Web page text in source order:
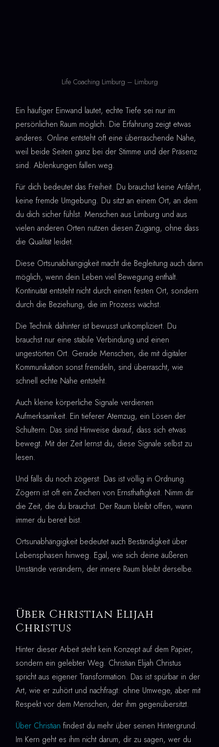
Life Coaching Limburg – Limburg
Ein häufiger Einwand lautet, echte Tiefe sei nur im
persönlichen Raum möglich. Die Erfahrung zeigt etwas
anderes. Online entsteht oft eine überraschende Nähe,
weil beide Seiten ganz bei der Stimme und der Präsenz
sind. Ablenkungen fallen weg.
Für dich bedeutet das Freiheit. Du brauchst keine Anfahrt,
keine fremde Umgebung. Du sitzt an einem Ort, an dem
du dich sicher fühlst. Menschen aus Limburg und aus
vielen anderen Orten nutzen diesen Zugang, ohne dass
die Qualität leidet.
Diese Ortsunabhängigkeit macht die Begleitung auch dann
möglich, wenn dein Leben viel Bewegung enthält.
Kontinuität entsteht nicht durch einen festen Ort, sondern
durch die Beziehung, die im Prozess wächst.
Die Technik dahinter ist bewusst unkompliziert. Du
brauchst nur eine stabile Verbindung und einen
ungestörten Ort. Gerade Menschen, die mit digitaler
Kommunikation sonst fremdeln, sind überrascht, wie
schnell echte Nähe entsteht.
Auch kleine körperliche Signale verdienen
Aufmerksamkeit. Ein tieferer Atemzug, ein Lösen der
Schultern: Das sind Hinweise darauf, dass sich etwas
bewegt. Mit der Zeit lernst du, diese Signale selbst zu
lesen.
Und falls du noch zögerst: Das ist völlig in Ordnung.
Zögern ist oft ein Zeichen von Ernsthaftigkeit. Nimm dir
die Zeit, die du brauchst. Der Raum bleibt offen, wann
immer du bereit bist.
Ortsunabhängigkeit bedeutet auch Beständigkeit über
Lebensphasen hinweg. Egal, wie sich deine äußeren
Umstände verändern, der innere Raum bleibt derselbe.
Über Christian Elijah
Christus
Hinter dieser Arbeit steht kein Konzept auf dem Papier,
sondern ein gelebter Weg. Christian Elijah Christus
spricht aus eigener Transformation. Das ist spürbar in der
Art, wie er zuhört und nachfragt: ohne Umwege, aber mit
Respekt vor dem Menschen, der ihm gegenübersitzt.
Über Christian findest du mehr über seinen Hintergrund.
Im Kern geht es ihm nicht darum, dir zu sagen, wer du